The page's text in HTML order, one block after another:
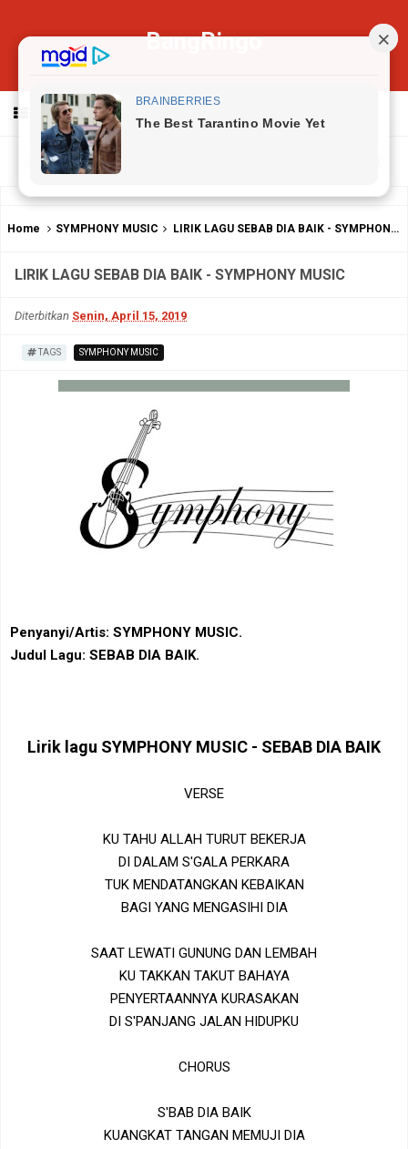
BangRingo
MENU
Home SYMPHONY MUSIC LIRIK LAGU SEBAB DIA BAIK - SYMPHONY MUSIC
LIRIK LAGU SEBAB DIA BAIK - SYMPHONY MUSIC
Diterbitkan Senin, April 15, 2019
TAGS SYMPHONY MUSIC
Penyanyi/Artis: SYMPHONY MUSIC.
Judul Lagu: SEBAB DIA BAIK.
Lirik lagu SYMPHONY MUSIC - SEBAB DIA BAIK
VERSE
KU TAHU ALLAH TURUT BEKERJA
DI DALAM S'GALA PERKARA
TUK MENDATANGKAN KEBAIKAN
BAGI YANG MENGASIHI DIA
SAAT LEWATI GUNUNG DAN LEMBAH
KU TAKKAN TAKUT BAHAYA
PENYERTAANNYA KURASAKAN
DI S'PANJANG JALAN HIDUPKU
CHORUS
S'BAB DIA BAIK
KUANGKAT TANGAN MEMUJI DIA